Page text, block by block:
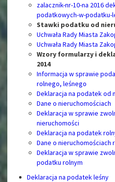
zalacznik-nr-10-na 2016
podatkowych-w-podatku-
Stawki podatku od
Uchwała Rady Miasta
Uchwała Rady Miasta
Wzory formularzy i
2014
Informacja w sprawie
rolnego, leśnego
Deklaracja na podatek od
Dane o nieruchomościach
Deklaracja w sprawie
nieruchomości
Deklaracja na podatek
Dane o nieruchomościach
Deklaracja w sprawie
podatku rolnym
Deklaracja na podatek leśny